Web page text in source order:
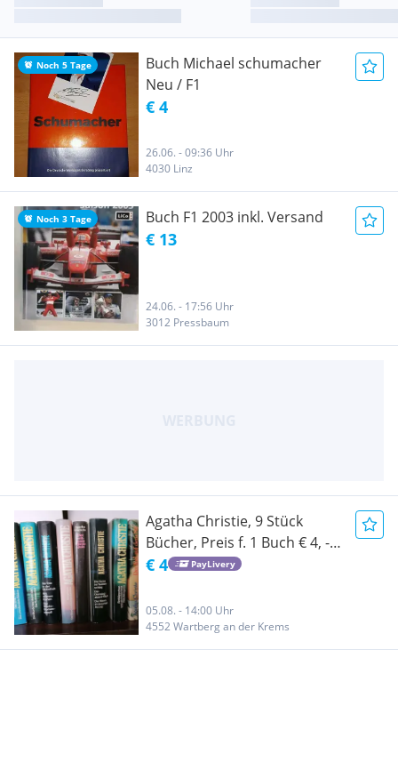
Noch 5 Tage
Buch Michael schumacher
Neu / F1
€ 4
26.06. - 09:36 Uhr
4030 Linz
Noch 3 Tage Buch F1 2003 inkl. Versand
€ 13
24.06. - 17:56 Uhr
3012 Pressbaum
Agatha Christie, 9 Stück
Bücher, Preis f. 1 Buch € 4, -,
alle 9 Bücher € 30, -
€ 4 PayLivery
05.08. - 14:00 Uhr
4552 Wartberg an der Krems